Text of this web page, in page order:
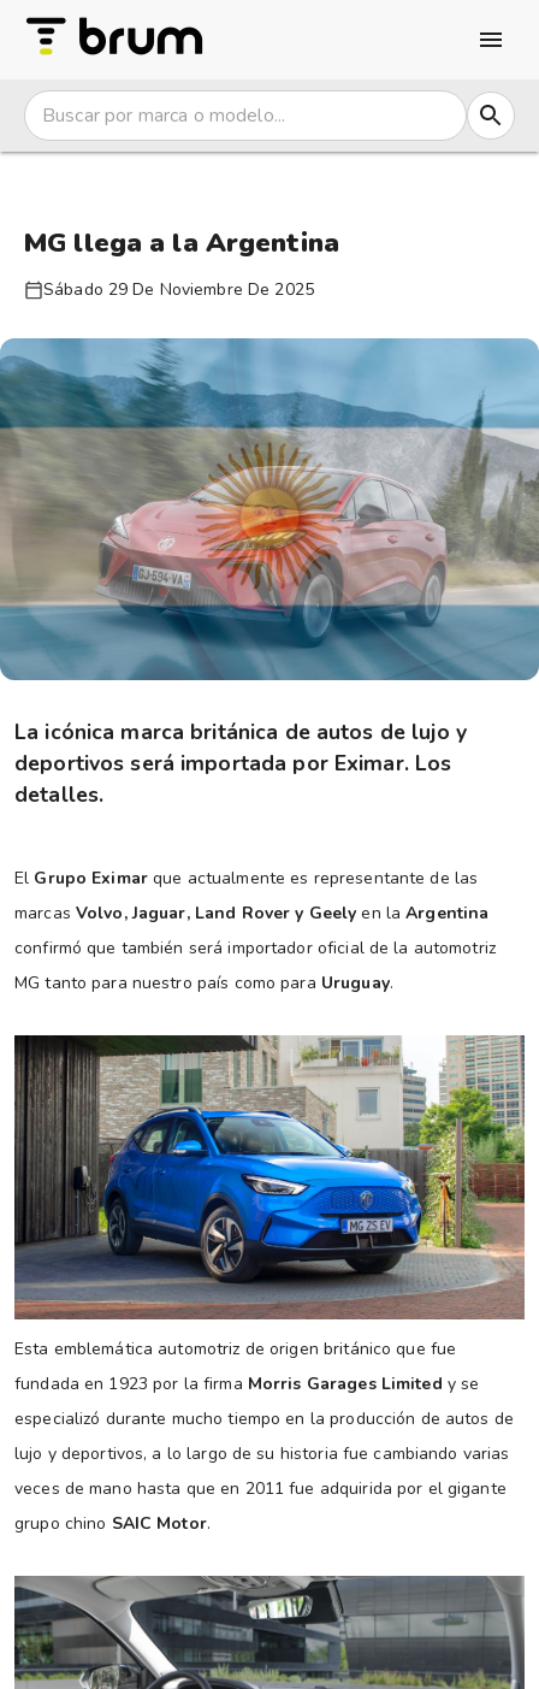
MG llega a la Argentina
Sábado 29 De Noviembre De 2025
La icónica marca británica de autos de lujo y
deportivos será importada por Eximar. Los
detalles.
El Grupo Eximarque actualmente es representante de las
marcas Volvo, Jaguar, Land Rover y Geely en laArgentina
confirmó que también será importador oficial de la automotriz
MG tanto para nuestro país como para Uruguay.
Esta emblemática automotriz de origen británico que fue
fundada en 1923 por la firma Morris Garages Limited y se
especializó durante mucho tiempo en la producción de autos de
lujo y deportivos, a lo largo de su historia fue cambiando varias
veces de mano hasta que en 2011 fue adquirida por el gigante
grupo chino SAIC Motor.